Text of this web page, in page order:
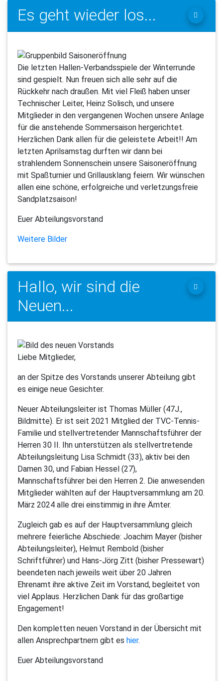
Es geht wieder los...
Die letzten Hallen-Verbandsspiele der Winterrunde
sind gespielt. Nun freuen sich alle sehr auf die
Rückkehr nach draußen. Mit viel Fleiß haben unser
Technischer Leiter, Heinz Solisch, und unsere
Mitglieder in den vergangenen Wochen unsere Anlage
für die anstehende Sommersaison hergerichtet.
Herzlichen Dank allen für die geleistete Arbeit!! Am
letzten Aprilsamstag durften wir dann bei
strahlendem Sonnenschein unsere Saisoneröffnung
mit Spaßturnier und Grillausklang feiern. Wir wünschen
allen eine schöne, erfolgreiche und verletzungsfreie
Sandplatzsaison!
Euer Abteilungsvorstand
Weitere Bilder
Hallo, wir sind die
Neuen...
Liebe Mitglieder,
an der Spitze des Vorstands unserer Abteilung gibt
es einige neue Gesichter.
Neuer Abteilungsleiter ist Thomas Müller (47J.,
Bildmitte). Er ist seit 2021 Mitglied der TVC-Tennis-
Familie und stellvertretender Mannschaftsführer der
Herren 30 II. Ihn unterstützen als stellvertretende
Abteilungsleitung Lisa Schmidt (33), aktiv bei den
Damen 30, und Fabian Hessel (27),
Mannschaftsführer bei den Herren 2. Die anwesenden
Mitglieder wählten auf der Hauptversammlung am 20.
März 2024 alle drei einstimmig in ihre Ämter.
Zugleich gab es auf der Hauptversammlung gleich
mehrere feierliche Abschiede: Joachim Mayer (bisher
Abteilungsleiter), Helmut Rembold (bisher
Schriftführer) und Hans-Jörg Zitt (bisher Pressewart)
beendeten nach jeweils weit über 20 Jahren
Ehrenamt ihre aktive Zeit im Vorstand, begleitet von
viel Applaus. Herzlichen Dank für das großartige
Engagement!
Den kompletten neuen Vorstand in der Übersicht mit
allen Ansprechpartnern gibt es hier.
Euer Abteilungsvorstand